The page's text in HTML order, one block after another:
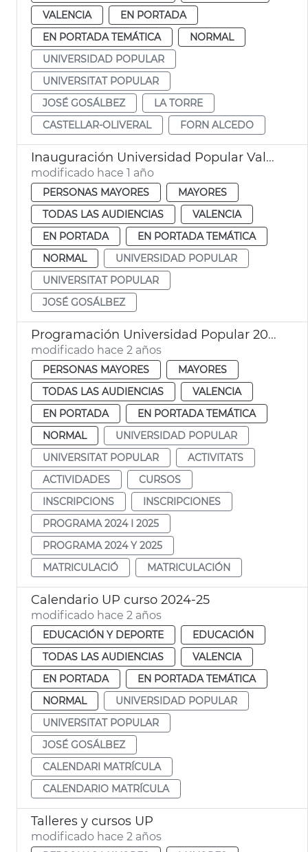
VALENCIA
EN PORTADA
EN PORTADA TEMÁTICA
NORMAL
UNIVERSIDAD POPULAR
UNIVERSITAT POPULAR
JOSÉ GOSÁLBEZ
LA TORRE
CASTELLAR-OLIVERAL
FORN ALCEDO
Inauguración Universidad Popular València
modificado hace 1 año
PERSONAS MAYORES
MAYORES
TODAS LAS AUDIENCIAS
VALENCIA
EN PORTADA
EN PORTADA TEMÁTICA
NORMAL
UNIVERSIDAD POPULAR
UNIVERSITAT POPULAR
JOSÉ GOSÁLBEZ
Programación Universidad Popular 2024
modificado hace 2 años
PERSONAS MAYORES
MAYORES
TODAS LAS AUDIENCIAS
VALENCIA
EN PORTADA
EN PORTADA TEMÁTICA
NORMAL
UNIVERSIDAD POPULAR
UNIVERSITAT POPULAR
ACTIVITATS
ACTIVIDADES
CURSOS
INSCRIPCIONS
INSCRIPCIONES
PROGRAMA 2024 I 2025
PROGRAMA 2024 Y 2025
MATRICULACIÓ
MATRICULACIÓN
Calendario UP curso 2024-25
modificado hace 2 años
EDUCACIÓN Y DEPORTE
EDUCACIÓN
TODAS LAS AUDIENCIAS
VALENCIA
EN PORTADA
EN PORTADA TEMÁTICA
NORMAL
UNIVERSIDAD POPULAR
UNIVERSITAT POPULAR
JOSÉ GOSÁLBEZ
CALENDARI MATRÍCULA
CALENDARIO MATRÍCULA
Talleres y cursos UP
modificado hace 2 años